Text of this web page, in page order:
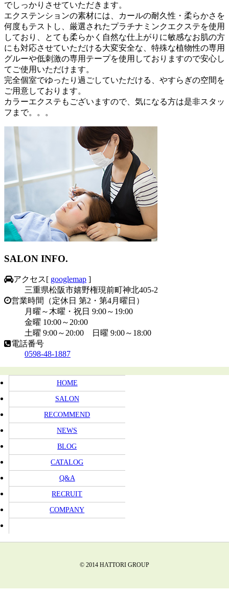
でしっかりさせていただきます。
エクステンションの素材には、カールの耐久性・柔らかさを
何度もテストし、厳選されたプラチナミンクエクステを使用
しており、とても柔らかく自然な仕上がりに敏感なお肌の方
にも対応させていただける大変安全な、特殊な植物性の専用
グルーや低刺激の専用テープを使用しておりますので安心し
てご使用いただけます。
完全個室でゆったり過ごしていただける、やすらぎの空間を
ご用意しております。
カラーエクステもございますので、気になる方は是非スタッ
フまで。。。
SALON INFO.
アクセス[ googlemap ]
三重県松阪市嬉野権現前町神北405-2
営業時間（定休日 第2・第4月曜日）
月曜～木曜・祝日 9:00～19:00
金曜 10:00～20:00
土曜 9:00～20:00 日曜 9:00～18:00
電話番号
0598-48-1887
HOME
SALON
RECOMMEND
NEWS
BLOG
CATALOG
Q&A
RECRUIT
COMPANY
© 2014 HATTORI GROUP